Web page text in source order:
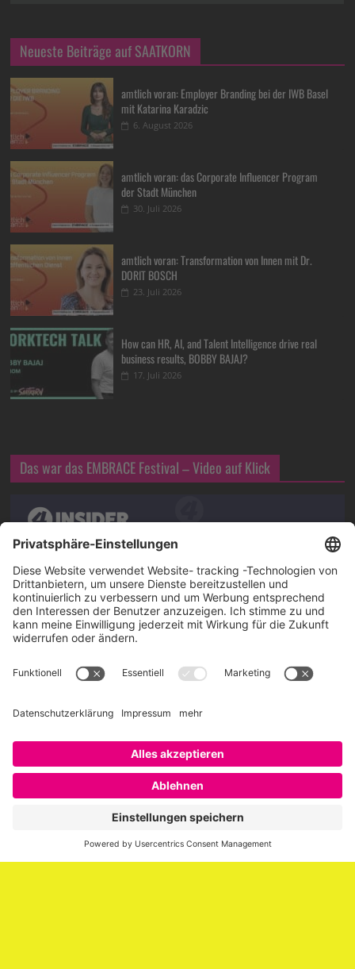
Neueste Beiträge auf SAATKORN
amtlich voran: Employer Branding bei der IWB Basel
mit Katarina Karadzic
6. August 2026
amtlich voran: das Corporate Influencer Program
der Stadt München
30. Juli 2026
amtlich voran: Transformation von Innen mit Dr.
DORIT BOSCH
23. Juli 2026
How can HR, AI, and Talent Intelligence drive real
business results, BOBBY BAJAJ?
17. Juli 2026
Das war das EMBRACE Festival – Video auf Klick
Über SAATKORN
SAATKORN ist der Blog von Gero Hesse. Seit 2009 schreibt
er über die Themen Employer Branding,